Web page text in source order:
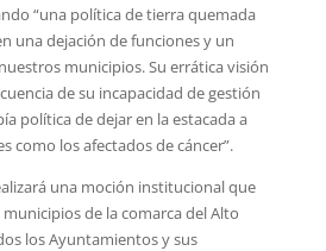
“una política de tierra quemada
una dejación de funciones y un
municipios. Su errática visión
de su incapacidad de gestión
política de dejar en la estacada a
como los afectados de cáncer”.
una moción institucional que
de la comarca del Alto
los Ayuntamientos y sus